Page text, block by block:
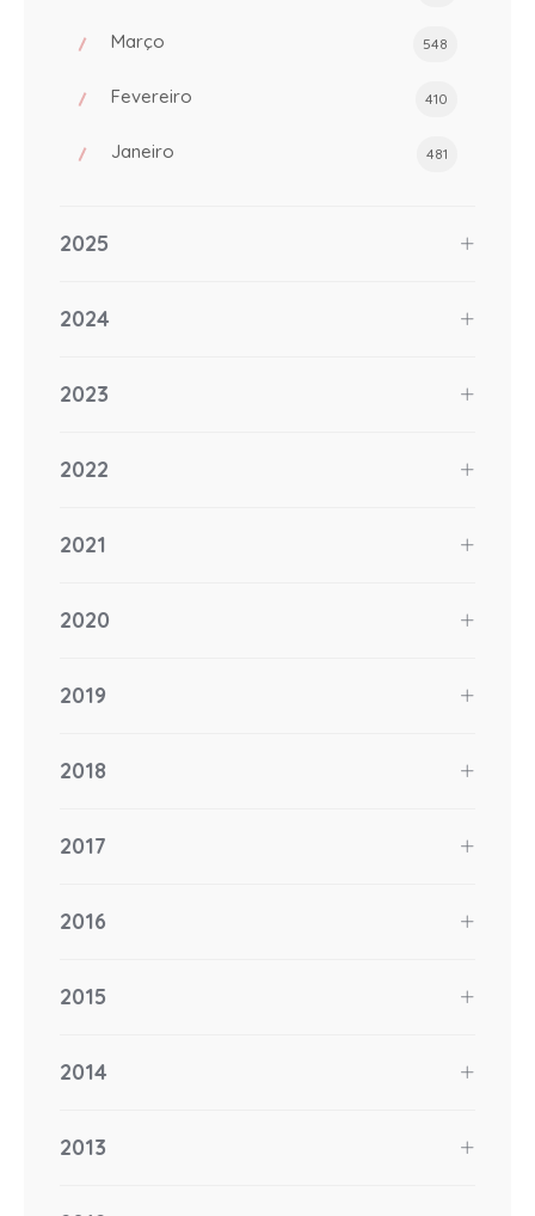
Março 548
Fevereiro 410
Janeiro 481
2025
2024
2023
2022
2021
2020
2019
2018
2017
2016
2015
2014
2013